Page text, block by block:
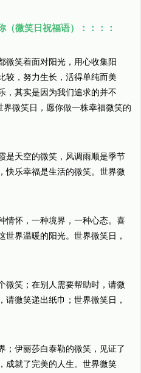
（微笑日祝福语）：：：：
微笑着面对阳光，用心收集阳
较，努力生长，活得单纯而美
，其实是因为我们追求的并不
界微笑日，愿你做一株幸福微笑的
是天空的微笑，风调雨顺是季节
快乐幸福是生活的微笑。世界微
情怀，一种境界，一种心态。喜
世界温暖的阳光。世界微笑日，
微笑；在别人需要帮助时，请微
请微笑递出纸巾；世界微笑日，
；伊丽莎白泰勒的微笑，见证了
成就了完美的人生。世界微笑